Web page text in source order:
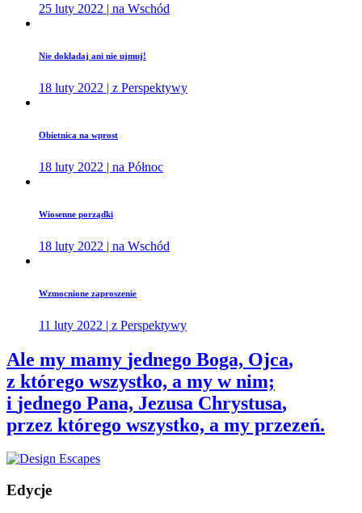
25 luty 2022 | na Wschód
Nie dokładaj ani nie ujmuj!
18 luty 2022 | z Perspektywy
Obietnica na wprost
18 luty 2022 | na Północ
Wiosenne porządki
18 luty 2022 | na Wschód
Wzmocnione zaproszenie
11 luty 2022 | z Perspektywy
Ale my mamy jednego Boga, Ojca,
z którego wszystko, a my w nim;
i jednego Pana, Jezusa Chrystusa,
przez którego wszystko, a my przezeń.
Edycje